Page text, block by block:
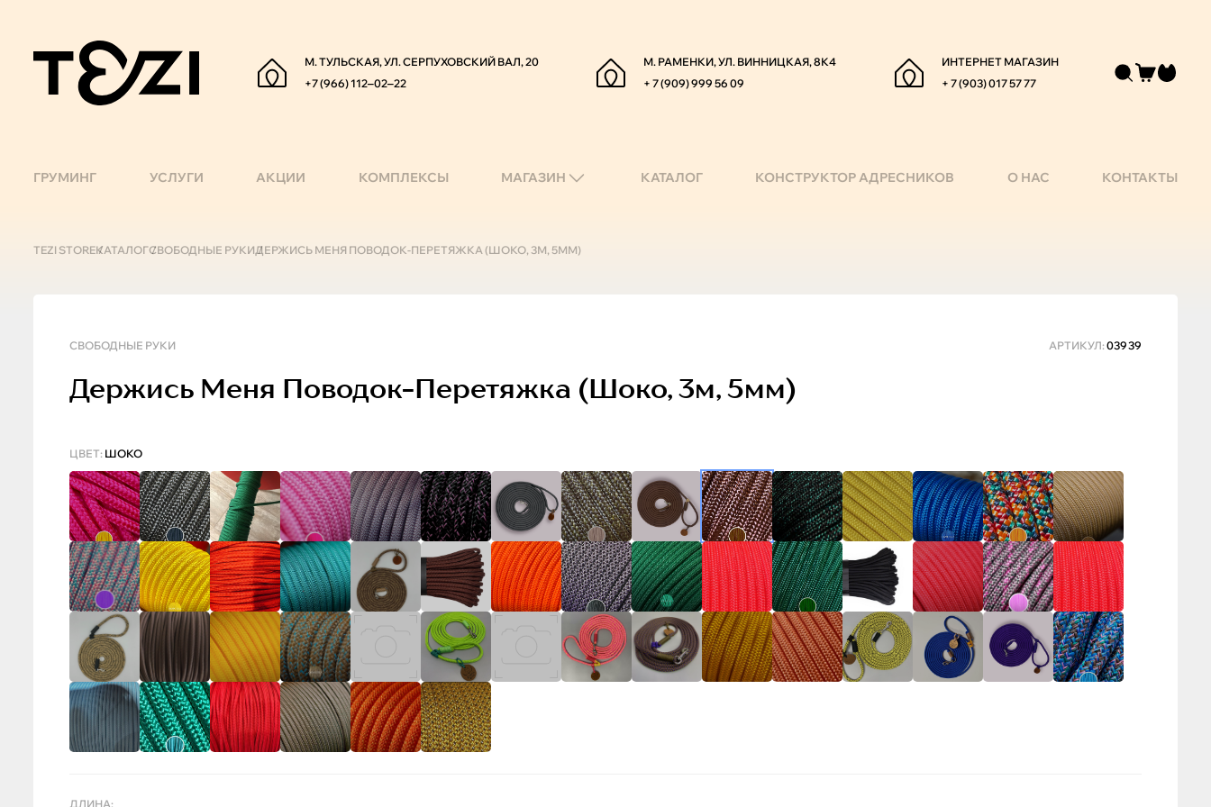
М. ТУЛЬСКАЯ, УЛ. СЕРПУХОВСКИЙ ВАЛ, 20
+7 (966) 112‒02‒22
М. РАМЕНКИ, УЛ. ВИННИЦКАЯ, 8К4
+ 7 (909) 999 56 09
ИНТЕРНЕТ МАГАЗИН
+ 7 (903) 017 57 77
ГРУМИНГ УСЛУГИ АКЦИИ КОМПЛЕКСЫ МАГАЗИН КАТАЛОГ КОНСТРУКТОР АДРЕСНИКОВ О НАС КОНТАКТЫ
TEZI STOREКАТАЛОГСВОБОДНЫЕ РУКИДЕРЖИСЬ МЕНЯ ПОВОДОК-ПЕРЕТЯЖКА (ШОКО, 3М, 5ММ)
СВОБОДНЫЕ РУКИ АРТИКУЛ: 03939
Держись Меня Поводок-Перетяжка (шоко, 3м, 5мм)
ЦВЕТ: ШОКО
ДЛИНА: